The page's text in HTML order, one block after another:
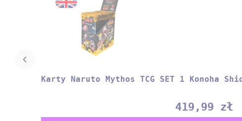
Karty Naruto Mythos TCG SET 1 Konoha
Cena
419,99 zł